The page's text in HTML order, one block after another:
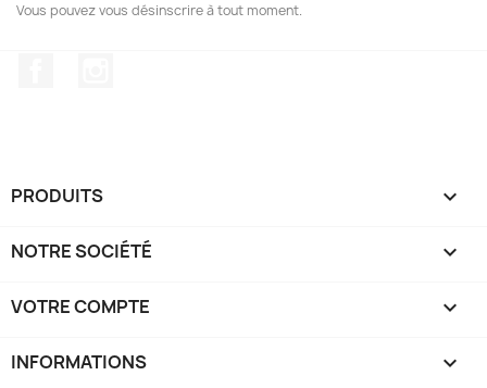
Vous pouvez vous désinscrire à tout moment.
PRODUITS 
NOTRE SOCIÉTÉ 
VOTRE COMPTE 
INFORMATIONS keyboard_arrow_down